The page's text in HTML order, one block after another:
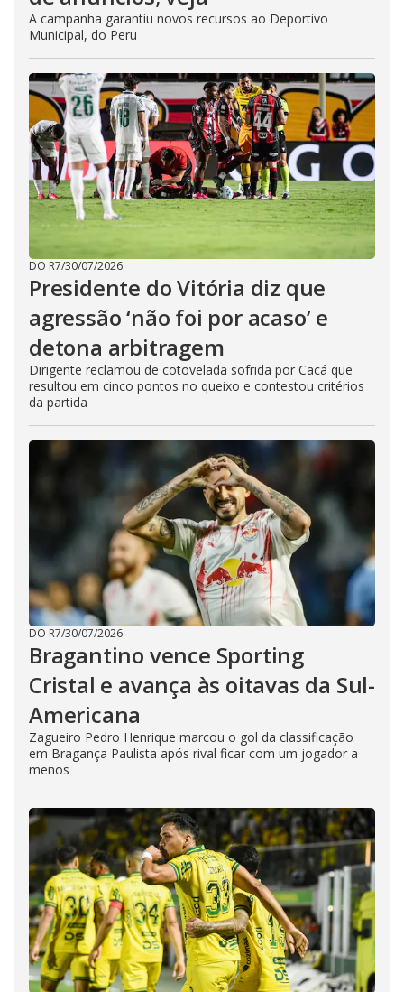
A campanha garantiu novos recursos ao Deportivo
Municipal, do Peru
DO R7/30/07/2026
Presidente do Vitória diz que
agressão ‘não foi por acaso’ e
detona arbitragem
Dirigente reclamou de cotovelada sofrida por Cacá que
resultou em cinco pontos no queixo e contestou critérios
da partida
DO R7/30/07/2026
Bragantino vence Sporting
Cristal e avança às oitavas da Sul-
Americana
Zagueiro Pedro Henrique marcou o gol da classificação
em Bragança Paulista após rival ficar com um jogador a
menos